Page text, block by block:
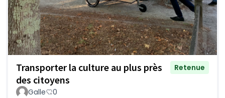
Transporter la culture au plus près
des citoyens
Retenue
Galle 0